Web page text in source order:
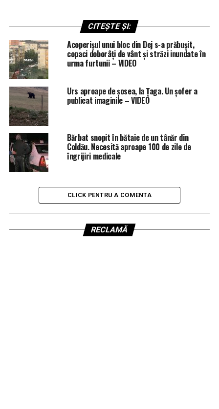
CITEȘTE ȘI:
Acoperișul unui bloc din Dej s-a prăbușit,
copaci doborâți de vânt și străzi inundate în
urma furtunii – VIDEO
Urs aproape de șosea, la Țaga. Un șofer a
publicat imaginile – VIDEO
Bărbat snopit în bătaie de un tânăr din
Coldău. Necesită aproape 100 de zile de
îngrijiri medicale
CLICK PENTRU A COMENTA
RECLAMĂ